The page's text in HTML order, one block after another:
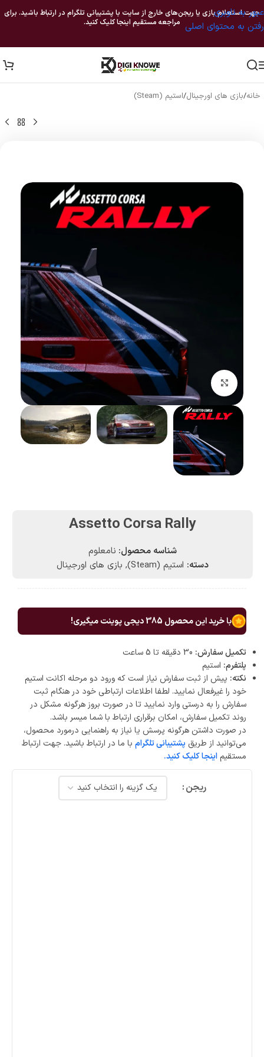
عبور به ناوبری
رفتن به محتوای اصلی
جهت استعلام بازی یا ریجن‌های خارج از سایت با پشتیبانی تلگرام در ارتباط باشید. برای
مراجعه مستقیم اینجا کلیک کنید.
خانه/بازی های اورجینال/استیم (Steam)
بزرگنمایی تصویر
Assetto Corsa Rally
شناسه محصول: نامعلوم
دسته: استیم (Steam) , بازی های اورجینال
با خرید این محصول 385دیجی پوینت میگیری!
تکمیل سفارش:
پلتفرم: استیم
نکته: پیش از ثبت سفارش نیاز است که ورود دو مرحله اکانت استیم
خود را غیرفعال نمایید. لطفا اطلاعات ارتباطی خود در هنگام ثبت
سفارش را به درستی وارد نمایید تا در صورت بروز هرگونه مشکل در
روند تکمیل سفارش، امکان برقراری ارتباط با شما میسر باشد.
در صورت داشتن هرگونه پرسش یا نیاز به راهنمایی درمورد محصول،
می‌توانید از طریق پشتیبانی تلگرام با ما در ارتباط باشید. جهت ارتباط
مستقیم اینجا کلیک کنید.
ریجن